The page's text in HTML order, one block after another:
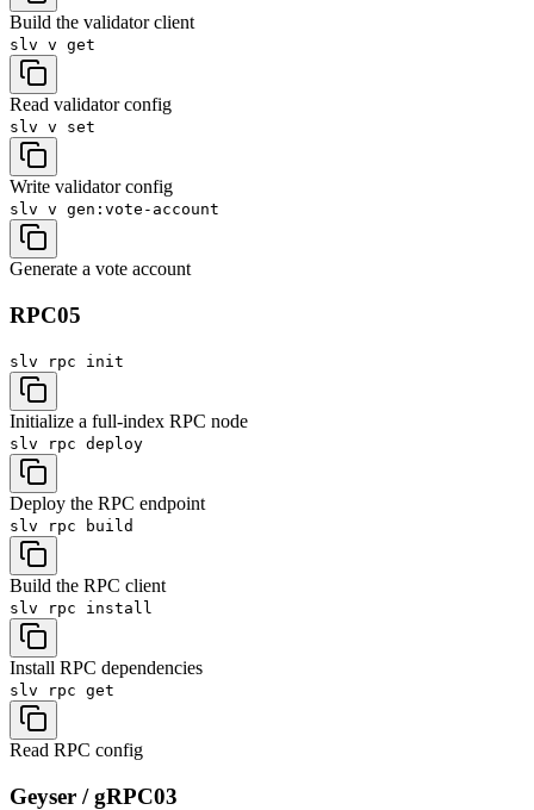
Build the validator client
slv v get
Read validator config
slv v set
Write validator config
slv v gen:vote-account
Generate a vote account
RPC05
slv rpc init
Initialize a full-index RPC node
slv rpc deploy
Deploy the RPC endpoint
slv rpc build
Build the RPC client
slv rpc install
Install RPC dependencies
slv rpc get
Read RPC config
Geyser / gRPC03